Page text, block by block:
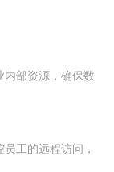
内部资源，确保数
工的远程访问，